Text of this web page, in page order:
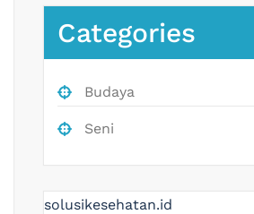
Categories
Budaya
Seni
solusikesehatan.id